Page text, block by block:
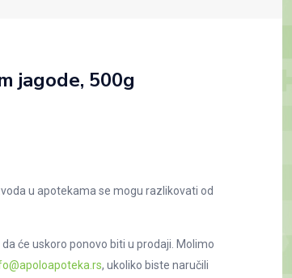
jagode, 500g
u apotekama se mogu razlikovati od
će uskoro ponovo biti u prodaji. Molimo
, ukoliko biste naručili